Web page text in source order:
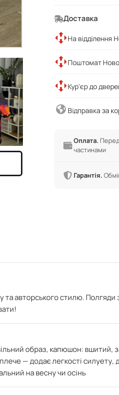
Доставка
На відділення
Поштомат
Кур'єр до
Відправка за
Оплата.
частинами
Гарантія.
авторського стилю. Полгяди
образ, капюшон: вшитий,
— додає легкості силуету,
на весну чи осінь